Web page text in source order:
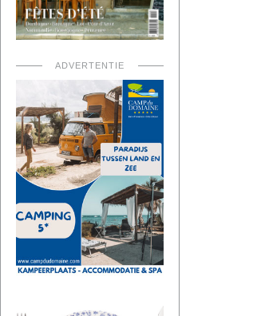
ADVERTENTIE